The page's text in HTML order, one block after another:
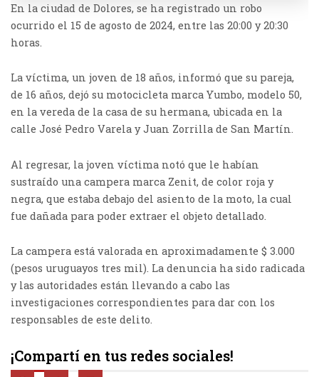
En la ciudad de Dolores, se ha registrado un robo
ocurrido el 15 de agosto de 2024, entre las 20:00 y 20:30
horas.
La víctima, un joven de 18 años, informó que su pareja,
de 16 años, dejó su motocicleta marca Yumbo, modelo 50,
en la vereda de la casa de su hermana, ubicada en la
calle José Pedro Varela y Juan Zorrilla de San Martín.
Al regresar, la joven víctima notó que le habían
sustraído una campera marca Zenit, de color roja y
negra, que estaba debajo del asiento de la moto, la cual
fue dañada para poder extraer el objeto detallado.
La campera está valorada en aproximadamente $ 3.000
(pesos uruguayos tres mil). La denuncia ha sido radicada
y las autoridades están llevando a cabo las
investigaciones correspondientes para dar con los
responsables de este delito.
¡Compartí en tus redes sociales!